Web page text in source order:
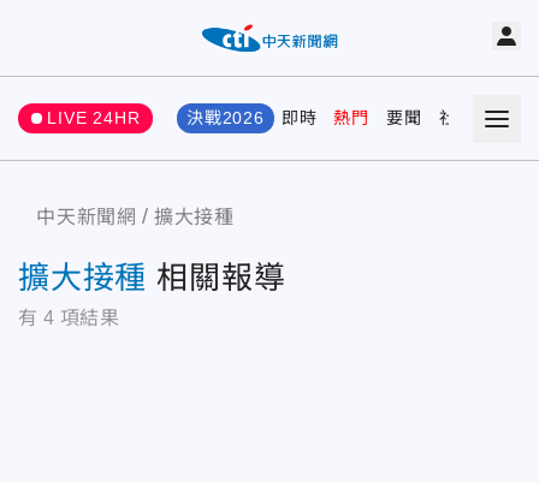
LIVE 24HR 決戰2026 即時 熱門 要聞 社會 娛樂
中天新聞網 擴大接種
擴大接種 相關報導
有 4 項結果